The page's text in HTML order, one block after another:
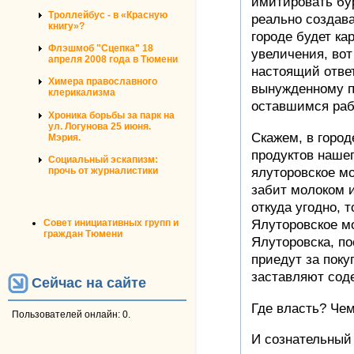
Троллейбус - в «Красную
книгу»?
Флэшмоб "Сцепка" 18
апреля 2008 года в Тюмени
Химера православного
клерикализма
Хроника борьбы за парк на
ул. Логунова 25 июня.
Мэрия.
Социальный эскапизм:
прочь от журналистики
Совет инициативных групп и
граждан Тюмени
Сейчас на сайте
Пользователей онлайн: 0.
реально
городе будет
увеличения,
настоящий
вынужденному
оставшимся
Скажем, в
продуктов
ялуторовское
забит молоком
откуда угодно,
Ялуторовское
Ялуторовска,
приедут за
заставляют
Где власть?
И